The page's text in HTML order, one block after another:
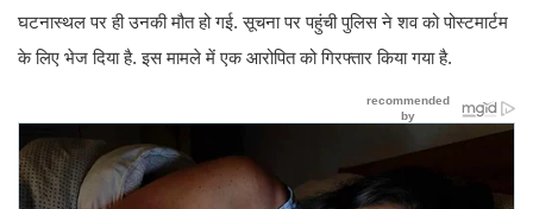
घटनास्‍थल पर ही उनकी मौत हो गई. सूचना पर पहुंची पुलिस ने शव को पोस्‍टमार्टम
के लिए भेज दिया है. इस मामले में एक आरोपित को गिरफ्तार किया गया है.